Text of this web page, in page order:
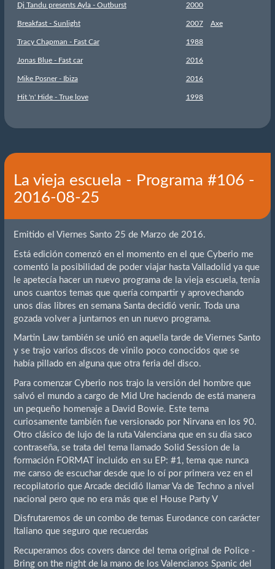
Dj Tandu presents Ayla - Outburst 2000
Breakfast - Sunlight 2007 Axe
Tracy Chapman - Fast Car 1988
Jonas Blue - Fast car 2016
Mike Posner - Ibiza 2016
Hit 'n' Hide - True love 1998
La vieja escuela - Programa #106 -
2016-08-25
Emitido el Viernes Santo 25 de Marzo de 2016.
Está edición comenzó en el momento en el que Cyberio me
comentó la posibilidad de poder viajar hasta Valladolid ya que
le apetecía hacer un nuevo programa de la vieja escuela, tenía
unos cuantos temas que quería compartir y aprovechando
unos días libres en semana Santa decidió venir. Toda una
gozada volver a juntarnos en un nuevo programa.
Martin Law también se unió en aquella tarde de Viernes Santo
y se trajo varios discos de vinilo poco conocidos que se
había pillado en alguna que otra feria del disco.
Para comenzar Cyberio nos trajo la versión del hombre que
salvó el mundo a cargo de Mid Ure haciendo de está manera
un pequeño homenaje a David Bowie. Este tema
curiosamente también fue versionado por Nirvana en los 90.
Otro clásico de lujo de la ruta Valenciana que en su día saco
contraseña, se trata del tema llamado Solid Session de la
formación FORMAT incluido en su EP: #1, tema que nunca
me canso de escuchar desde que lo oí por primera vez en el
recopilatorio que Arcade decidió llamar Va de Techno a nivel
nacional pero que no era más que el House Party V
Disfrutaremos de un combo de temas Eurodance con carácter
Italiano que seguro que recuerdas
Recuperamos dos covers dance del tema original de Police -
Bring on the night de la mano de los Valencianos Spanic del